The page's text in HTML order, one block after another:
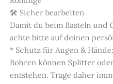
🛠️ Sicher bearbeiten
Damit du beim Basteln und
achte bitte auf deinen
* Schutz für Augen &
Bohren können Splitter
entstehen. Trage daher